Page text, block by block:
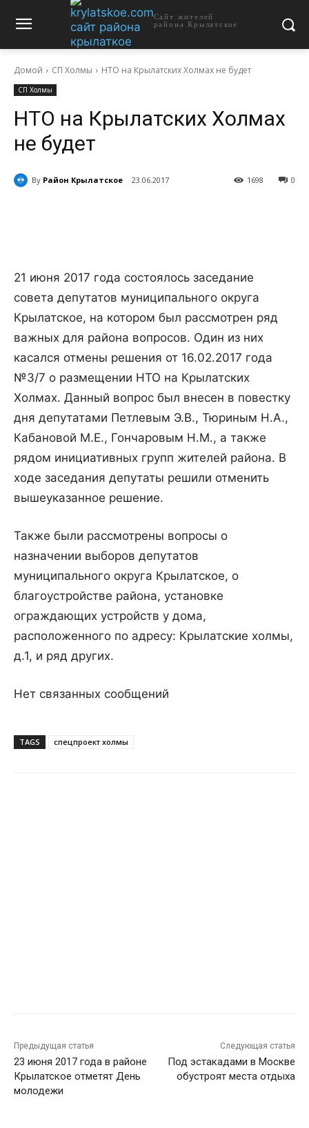
Сайт жителей
района Крылатское
Домой СП Холмы НТО на Крылатских Холмах не будет
СП Холмы
НТО на Крылатских Холмах
не будет
By Район Крылатское 23.06.2017 0
1698
21 июня 2017 года состоялось заседание
совета депутатов муниципального округа
Крылатское, на котором был рассмотрен ряд
важных для района вопросов. Один из них
касался отмены решения от 16.02.2017 года
№3/7 о размещении НТО на Крылатских
Холмах. Данный вопрос был внесен в повестку
дня депутатами Петлевым Э.В., Тюриным Н.А.,
Кабановой М.Е., Гончаровым Н.М., а также
рядом инициативных групп жителей района. В
ходе заседания депутаты решили отменить
вышеуказанное решение.
Также были рассмотрены вопросы о
назначении выборов депутатов
муниципального округа Крылатское, о
благоустройстве района, установке
ограждающих устройств у дома,
расположенного по адресу: Крылатские холмы,
д.1, и ряд других.
Нет связанных сообщений
TAGS спецпроект холмы
Предыдущая статья
23 июня 2017 года в районе
Крылатское отметят День
молодежи
Следующая статья
Под эстакадами в Москве
обустроят места отдыха